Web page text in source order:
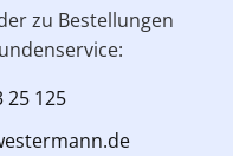
zu Bestellungen
25 125